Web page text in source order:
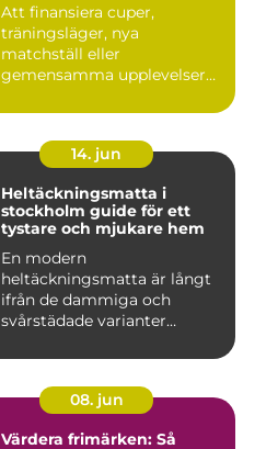
Att finansiera cuper,
träningsläger, nya
matchställ eller
gemensamma upplevelser
14. jun
Heltäckningsmatta i
stockholm guide för ett
tystare och mjukare hem
En modern
heltäckningsmatta är långt
ifrån de dammiga och
svårstädade varianter
08. jun
Värdera frimärken: Så